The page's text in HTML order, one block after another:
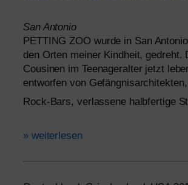
San Antonio
PETTING ZOOwur­de in San
den Orten mei­ner Kindheit, gedreht.
Cousinen im Teenageralter jetzt
ent­wor­fen von
Rock-Bars, ver­las­se­ne halb­fer­ti­ge
»wei­ter­le­sen